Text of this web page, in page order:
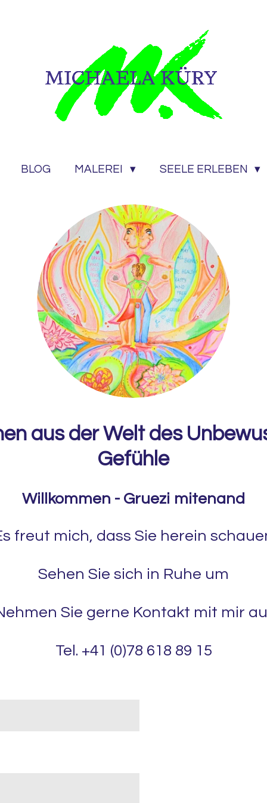
BLOG MALEREI SEELE ERLEBEN
aus der Welt des
Gefühle
Willkommen - Gruezi mitenand
freut mich, dass Sie herein
Sehen Sie sich in Ruhe um
Sie gerne Kontakt mit mir
Tel. +41 (0)78 618 89 15